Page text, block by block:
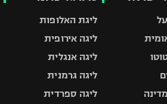
ליגת האלופות
ליגה אירופית
ליגה אנגלית
ליגה גרמנית
ליגה ספרדית